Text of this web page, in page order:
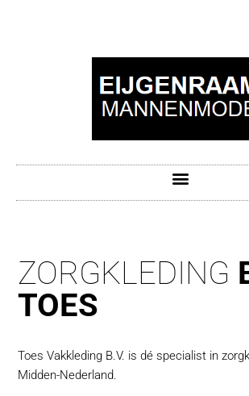
ZORGKLEDING
TOES
Toes Vakkleding B.V. is dé specialist in
Midden-Nederland.